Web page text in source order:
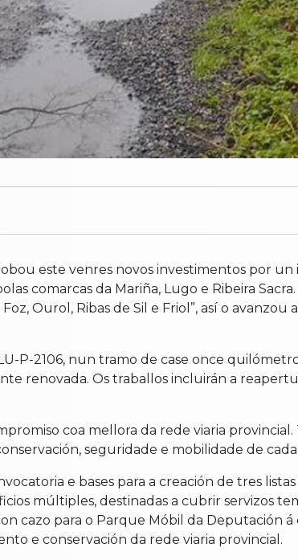
este venres novos investimentos por
comarcas da Mariña, Lugo e Ribeira
Ourol, Ribas de Sil e Friol”, así o
P-2106, nun tramo de case once
renovada. Os traballos incluirán a
coa mellora da rede viaria
seguridade e mobilidade de
e bases para a creación de tres
múltiples, destinadas a cubrir servizos
cazo para o Parque Móbil da Deputación
e conservación da rede viaria provincial.